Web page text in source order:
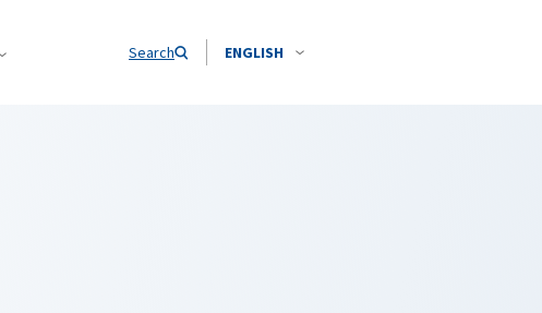
Search ENGLISH